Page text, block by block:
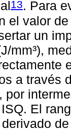
13. Para
el valor
un
mm³),
a través
por
El